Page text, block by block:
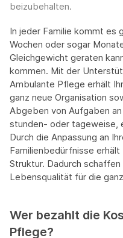
beizubehalten.
In jeder Familie kommt es
Wochen oder sogar
Gleichgewicht geraten
kommen. Mit der
Ambulante Pflege erhält
ganz neue Organisation
Abgeben von Aufgaben
stunden- oder tageweise,
Durch die Anpassung an
Familienbedürfnisse erhält
Struktur. Dadurch
Lebensqualität für die
Wer bezahlt die
Pflege?